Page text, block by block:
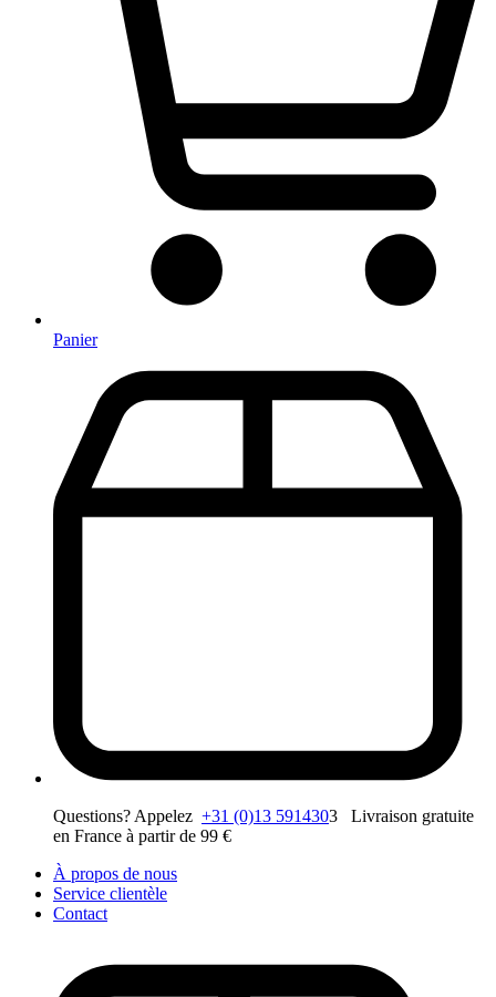
Panier
Questions? Appelez +31 (0)13 5914303 Livraison gratuite
en France à partir de 99 €
À propos de nous
Service clientèle
Contact